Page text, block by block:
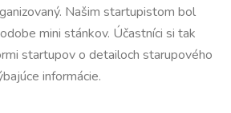
Našim startupistom bol
mini stánkov. Účastníci si tak
startupov o detailoch starupového
informácie.